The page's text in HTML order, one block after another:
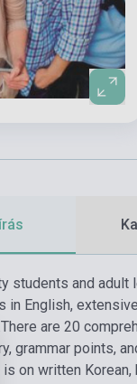
students and
in English,
There are 20
grammar points,
is on written